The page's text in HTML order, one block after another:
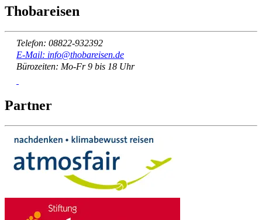
Thobareisen
Telefon: 08822-932392
E-Mail: info@thobareisen.de
Bürozeiten: Mo-Fr 9 bis 18 Uhr
Partner